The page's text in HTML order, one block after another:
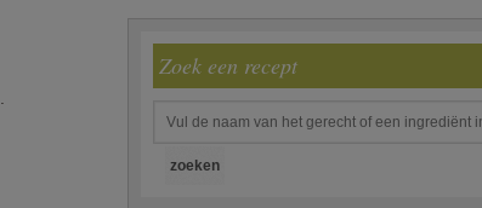
Zoek een recept